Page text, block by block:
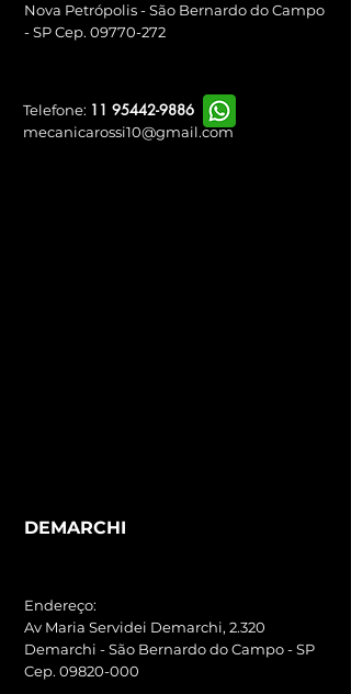
Nova Petrópolis - São Bernardo do Campo
-SPCep. 09770-272
Telefone: 11 95442-9886
mecanicarossi10@gmail.com
DEMARCHI
Endereço:
Av Maria Servidei Demarchi, 2.320
Demarchi - São Bernardo do Campo - SP
Cep. 09820-000